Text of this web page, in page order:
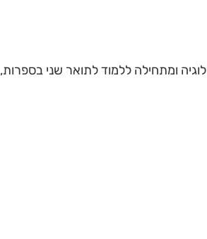
בקרימינולוגיה ומתחילה ללמוד לתואר שני בספרות,